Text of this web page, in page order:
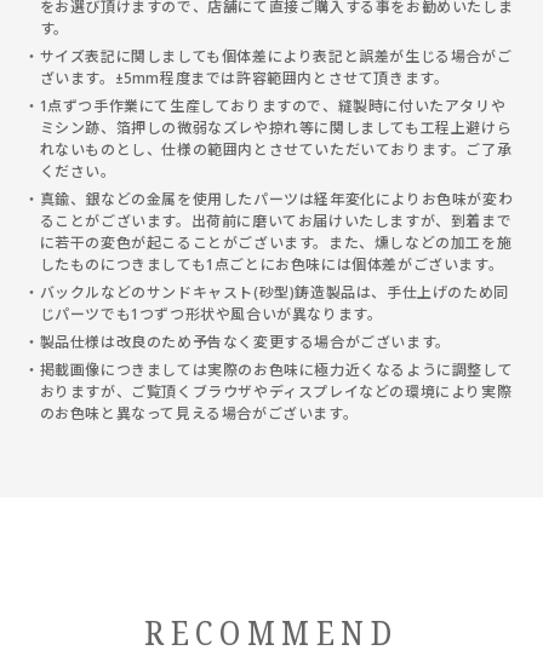
をお選び頂けますので、店舗にて直接ご購入する事をお勧めいたしま
す。
サイズ表記に関しましても個体差により表記と誤差が生じる場合がご
ざいます。±5mm程度までは許容範囲内とさせて頂きます。
1点ずつ手作業にて生産しておりますので、縫製時に付いたアタリや
ミシン跡、箔押しの微弱なズレや掠れ等に関しましても工程上避けら
れないものとし、仕様の範囲内とさせていただいております。ご了承
ください。
真鍮、銀などの金属を使用したパーツは経年変化によりお色味が変わ
ることがございます。出荷前に磨いてお届けいたしますが、到着まで
に若干の変色が起こることがございます。また、燻しなどの加工を施
したものにつきましても1点ごとにお色味には個体差がございます。
バックルなどのサンドキャスト(砂型)鋳造製品は、手仕上げのため同
じパーツでも1つずつ形状や風合いが異なります。
製品仕様は改良のため予告なく変更する場合がございます。
掲載画像につきましては実際のお色味に極力近くなるように調整して
おりますが、ご覧頂くブラウザやディスプレイなどの環境により実際
のお色味と異なって見える場合がございます。
RECOMMEND